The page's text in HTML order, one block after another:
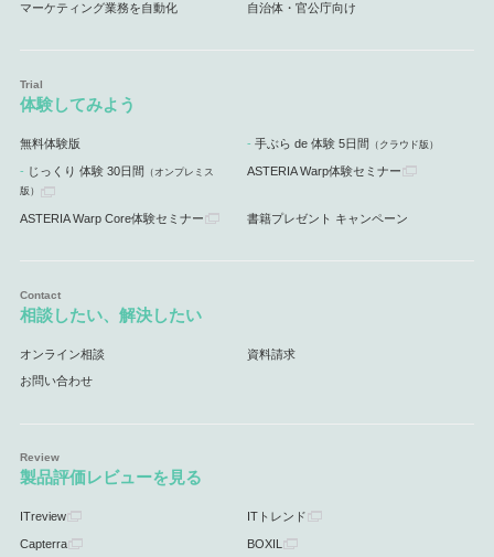
マーケティング業務を自動化 自治体・官公庁向け
体験してみよう
無料体験版 手ぶら de 体験 5日間 （クラウド版）
じっくり 体験 30日間 （オンプレミス
版）
ASTERIA Warp体験セミナー
ASTERIA Warp Core体験セミナー 書籍プレゼント キャンペーン
相談したい、解決したい
オンライン相談 資料請求
お問い合わせ
製品評価レビューを見る
ITreview ITトレンド
Capterra BOXIL